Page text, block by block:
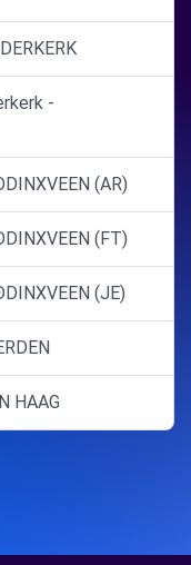
-
(AR)
(FT)
(JE)
HAAG